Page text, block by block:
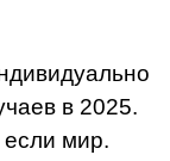
в 2025.
мир.